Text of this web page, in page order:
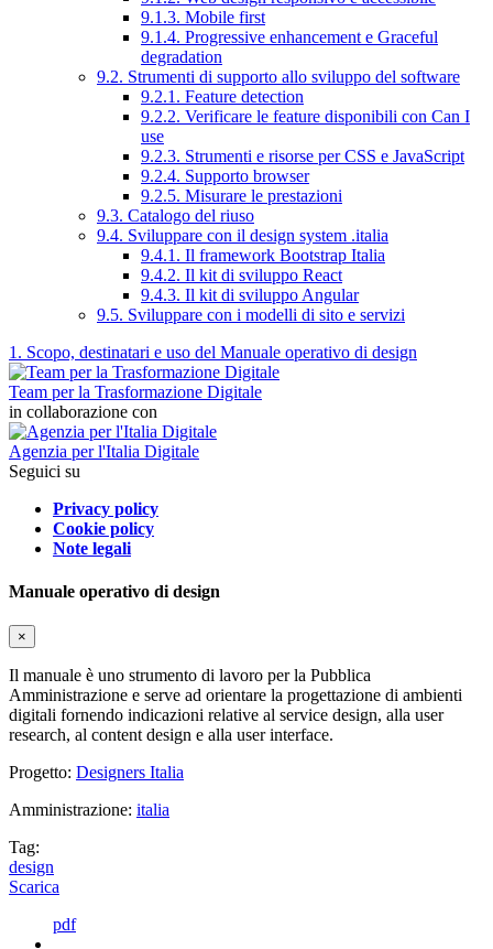
9.1.3. Mobile first
9.1.4. Progressive enhancement e Graceful
degradation
9.2. Strumenti di supporto allo sviluppo del software
9.2.1. Feature detection
9.2.2. Verificare le feature disponibili con Can I
use
9.2.3. Strumenti e risorse per CSS e JavaScript
9.2.4. Supporto browser
9.2.5. Misurare le prestazioni
9.3. Catalogo del riuso
9.4. Sviluppare con il design system .italia
9.4.1. Il framework Bootstrap Italia
9.4.2. Il kit di sviluppo React
9.4.3. Il kit di sviluppo Angular
9.5. Sviluppare con i modelli di sito e servizi
1. Scopo, destinatari e uso del Manuale operativo di design
Team per la Trasformazione Digitale
in collaborazione con
Agenzia per l'Italia Digitale
Seguici su
Privacy policy
Cookie policy
Note legali
Manuale operativo di design
×
Il manuale è uno strumento di lavoro per la Pubblica
Amministrazione e serve ad orientare la progettazione di ambienti
digitali fornendo indicazioni relative al service design, alla user
research, al content design e alla user interface.
Progetto: Designers Italia
Amministrazione: italia
Tag:
design
Scarica
pdf